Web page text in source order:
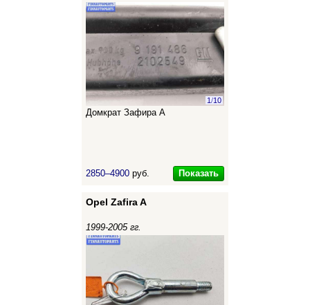
1/10
Домкрат Зафира А
2850–4900 руб. Показать
Opel Zafira A
1999-2005 гг.